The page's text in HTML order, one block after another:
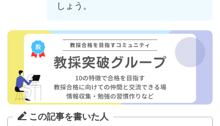
しょう。
この記事を書いた人